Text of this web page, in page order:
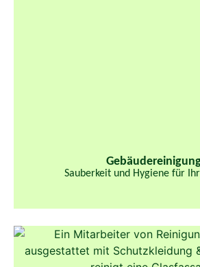
Sauberkeit und Hygiene für